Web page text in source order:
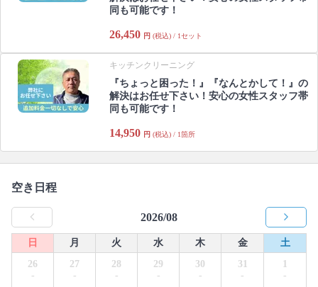
同も可能です！
26,450 円 (税込) / 1セット
キッチンクリーニング
『ちょっと困った！』『なんとかして！』の
解決はお任せ下さい！安心の女性スタッフ帯
同も可能です！
14,950 円 (税込) / 1箇所
空き日程
2026/08
日 月 火 水 木 金
土
26
-
27
-
28
-
29
-
30
-
31
-
1
-